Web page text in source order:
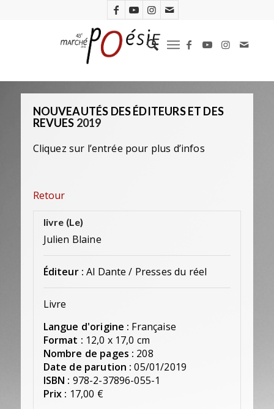
NOUVEAUTÉS DES ÉDITEURS ET DES
REVUES 2019
Cliquez sur l’entrée pour plus d’infos
Retour
livre (Le)
Julien Blaine
Éditeur : Al Dante / Presses du réel
Livre
Langue d'origine : Française
Format : 12,0 x 17,0 cm
Nombre de pages : 208
Date de parution : 05/01/2019
ISBN : 978-2-37896-055-1
Prix : 17,00 €